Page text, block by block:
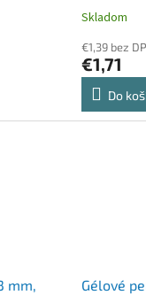
ZEBRA
Skladom
€1,39 bez
€1,71
Do
mm,
Gélové